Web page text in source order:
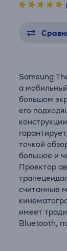
Samsung
а
большом
его
точкой
большое и
Проектор
считанные
имеет
Bluetooth,
является